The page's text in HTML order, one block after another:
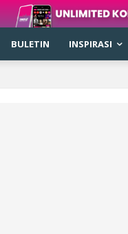
BULETIN INSPIRASI